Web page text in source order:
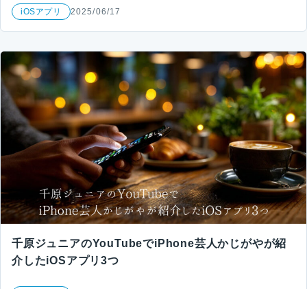
iOSアプリ 2025/06/17
千原ジュニアのYouTubeでiPhone芸人かじがやが紹
介したiOSアプリ3つ